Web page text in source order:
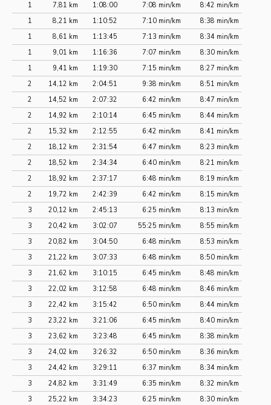
1
7,81 km 1:08:00 7:08 min/km
8:42 min/km
1
8,21 km 1:10:52 7:10 min/km
8:38 min/km
1
8,61 km 1:13:45 7:13 min/km
8:34 min/km
1
9,01 km 1:16:36 7:07 min/km
8:30 min/km
1
9,41 km 1:19:30 7:15 min/km
8:27 min/km
2
14,12 km 2:04:51 9:38 min/km
8:51 min/km
2
14,52 km 2:07:32 6:42 min/km
8:47 min/km
2
14,92 km 2:10:14 6:45 min/km
8:44 min/km
2
15,32 km 2:12:55 6:42 min/km
8:41 min/km
2
18,12 km 2:31:54 6:47 min/km
8:23 min/km
2
18,52 km 2:34:34 6:40 min/km
8:21 min/km
2
18,92 km 2:37:17 6:48 min/km
8:19 min/km
2
19,72 km 2:42:39 6:42 min/km
8:15 min/km
3
20,12 km 2:45:13 6:25 min/km
8:13 min/km
3
20,42 km 3:02:07 55:25 min/km
8:55 min/km
3
20,82 km 3:04:50 6:48 min/km
8:53 min/km
3
21,22 km 3:07:33 6:48 min/km
8:50 min/km
3
21,62 km 3:10:15 6:45 min/km
8:48 min/km
3
22,02 km 3:12:58 6:48 min/km
8:46 min/km
3
22,42 km 3:15:42 6:50 min/km
8:44 min/km
3
23,22 km 3:21:06 6:45 min/km
8:40 min/km
3
23,62 km 3:23:48 6:45 min/km
8:38 min/km
3
24,02 km 3:26:32 6:50 min/km
8:36 min/km
3
24,42 km 3:29:11 6:37 min/km
8:34 min/km
3
24,82 km 3:31:49 6:35 min/km
8:32 min/km
3
25,22 km 3:34:23 6:25 min/km
8:30 min/km